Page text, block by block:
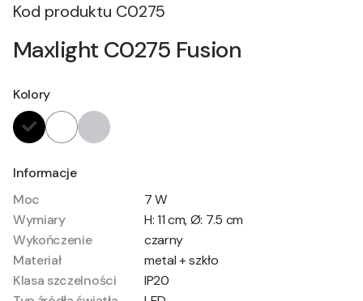
Kod produktu C0275
Maxlight C0275 Fusion
Kolory
Informacje
Moc
7 W
Wymiary
H: 11 cm, Ø: 7.5 cm
Wykończenie
czarny
Materiał
metal + szkło
Klasa szczelności
IP20